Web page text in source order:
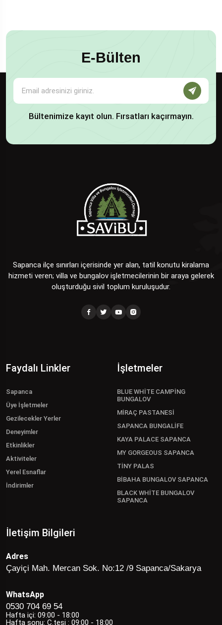
E-Bülten
Bültenimize kayıt olun. Fırsatları kaçırmayın.
Sapanca ilçe sınırları içerisinde yer alan, tatil konutu kiralama
hizmeti veren; villa ve bungalov işletmecilerinin bir araya gelerek
oluşturduğu sivil toplum kuruluşudur.
Faydalı Linkler
Sapanca
Üye İşletmeler
Gezilecekler Yerler
Deneyimler
Etkinlikler
Aktiviteler
Yerel Esnaflar
İndirimler
İşletmeler
BLUE WHİTE CAMPİNG
BUNGALOV
MİRAÇ PASTANESİ
SAPANCA BUNGALİFE
KAYA PALACE SAPANCA
MY GORGEOUS SAPANCA
TİNY PALAS
BİBAHA BUNGALOV SAPANCA
BLACK WHİTE BUNGALOV
SAPANCA
İletişim Bilgileri
Adres
Çayiçi Mah. Mercan Sok. No:12 /9 Sapanca/Sakarya
WhatsApp
0530 704 69 54
Hafta içi: 09:00 - 18:00
Hafta sonu: C.tesi : 09:00 - 18:00